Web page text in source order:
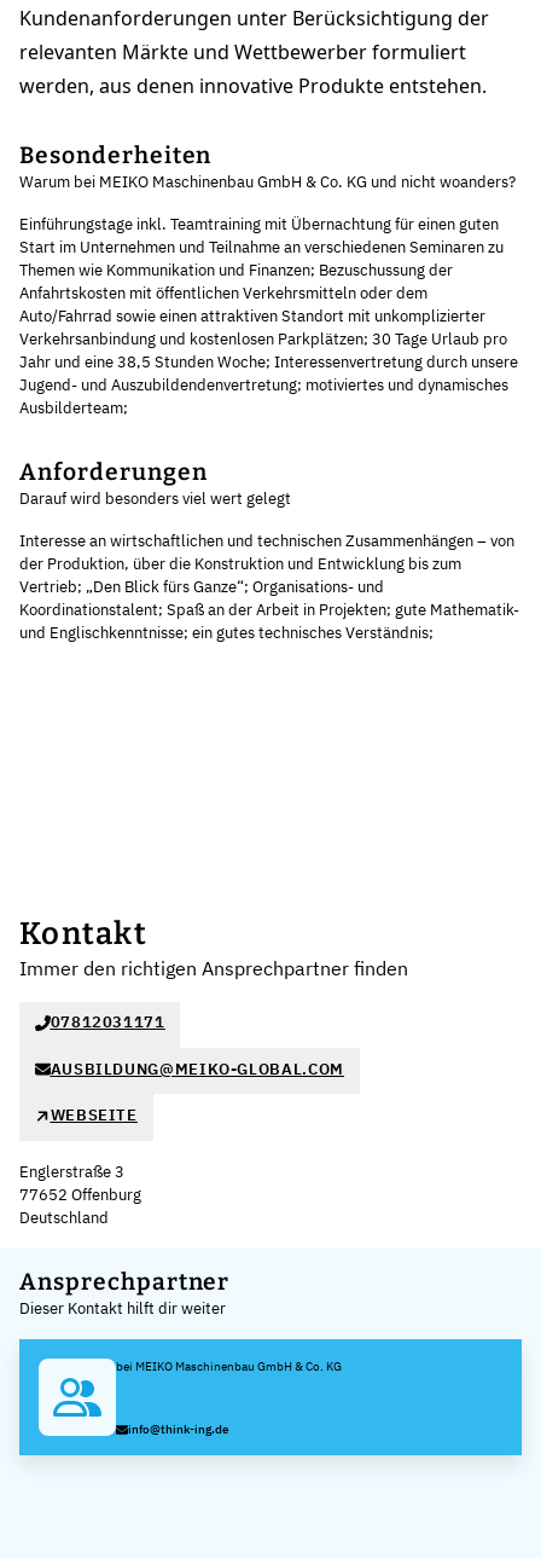
Kundenanforderungen unter Berücksichtigung der
relevanten Märkte und Wettbewerber formuliert
werden, aus denen innovative Produkte entstehen.
Besonderheiten
Warum bei MEIKO Maschinenbau GmbH & Co. KG und nicht woanders?
Einführungstage inkl. Teamtraining mit Übernachtung für einen guten
Start im Unternehmen und Teilnahme an verschiedenen Seminaren zu
Themen wie Kommunikation und Finanzen; Bezuschussung der
Anfahrtskosten mit öffentlichen Verkehrsmitteln oder dem
Auto/Fahrrad sowie einen attraktiven Standort mit unkomplizierter
Verkehrsanbindung und kostenlosen Parkplätzen; 30 Tage Urlaub pro
Jahr und eine 38,5 Stunden Woche; Interessenvertretung durch unsere
Jugend- und Auszubildendenvertretung; motiviertes und dynamisches
Ausbilderteam;
Anforderungen
Darauf wird besonders viel wert gelegt
Interesse an wirtschaftlichen und technischen Zusammenhängen – von
der Produktion, über die Konstruktion und Entwicklung bis zum
Vertrieb; „Den Blick fürs Ganze“; Organisations- und
Koordinationstalent; Spaß an der Arbeit in Projekten; gute Mathematik-
und Englischkenntnisse; ein gutes technisches Verständnis;
Kontakt
Immer den richtigen Ansprechpartner finden
07812031171
AUSBILDUNG@MEIKO-GLOBAL.COM
WEBSEITE
Englerstraße 3
77652 Offenburg
Deutschland
+
−
Ansprechpartner
Dieser Kontakt hilft dir weiter
bei MEIKO Maschinenbau GmbH & Co. KG
info@think-ing.de